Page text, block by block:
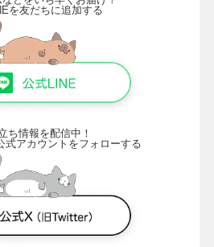
を友だちに追加する
ち情報を配信中！
式アカウントをフォローする